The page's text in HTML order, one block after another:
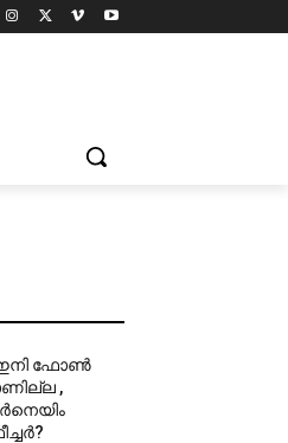
ഫോൺ
,